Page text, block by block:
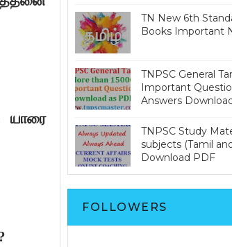
யாரை
TN New 6th
Books Important
TNPSC General
Important
Answers
TNPSC Study
subjects (Tamil
Download PDF
FOLLOWERS